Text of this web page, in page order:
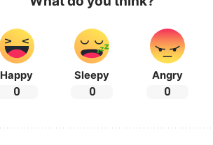
Happy
0
Sleepy
0
Angry
0